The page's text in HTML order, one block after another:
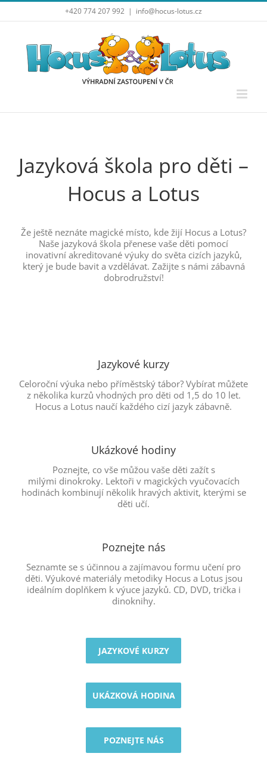
Přeskočit
+420 774 207 992 | info@hocus-lotus.cz
Jazyková škola pro děti –
Hocus a Lotus
Že ještě neznáte magické místo, kde žijí Hocus a Lotus?
Naše jazyková škola přenese vaše děti pomocí
inovativní akreditované výuky do světa cizích jazyků,
který je bude bavit a vzdělávat. Zažijte s námi zábavná
dobrodružství!
Jazykové kurzy
Celoroční výuka nebo příměstský tábor? Vybírat můžete
z několika kurzů vhodných pro děti od 1,5 do 10 let.
Hocus a Lotus naučí každého cizí jazyk zábavně.
Ukázkové hodiny
Poznejte, co vše můžou vaše děti zažít s
milými dinokroky. Lektoři v magických vyučovacích
hodinách kombinují několik hravých aktivit, kterými se
děti učí.
Poznejte nás
Seznamte se s účinnou a zajímavou formu učení pro
děti. Výukové materiály metodiky Hocus a Lotus jsou
ideálním doplňkem k výuce jazyků. CD, DVD, trička i
dinoknihy.
JAZYKOVÉ KURZY
UKÁZKOVÁ HODINA
POZNEJTE NÁS